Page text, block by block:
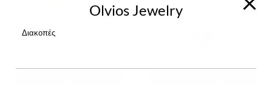
Olvios Jewelry
Διακοπές